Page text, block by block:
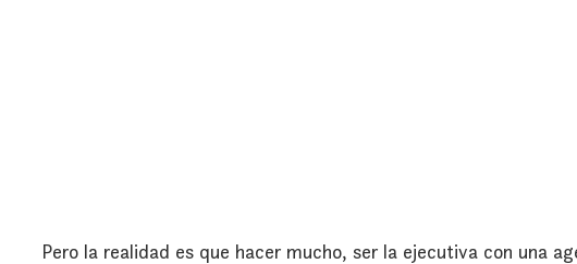
Pero la realidad es que hacer mucho, ser la ejecutiva con una